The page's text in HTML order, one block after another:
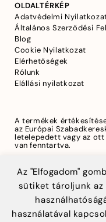
Az "Elfogadom"
sütiket tároljunk az
használatával
OLDALTÉRKÉP
Adatvédelmi
Általános Szerződési
Blog
Cookie Nyilatkozat
Elérhetőségek
Rólunk
Elállási nyilatkozat
A termékek
az Európai
letelepedett vagy az
van fenntartva.
A biztonságos fizetést